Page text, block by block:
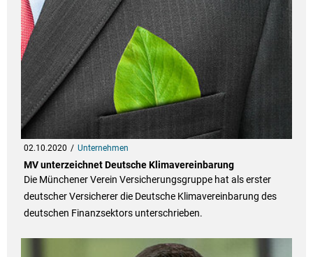
02.10.2020 Unternehmen
MV unterzeichnet Deutsche Klimavereinbarung
Die Münchener Verein Versicherungsgruppe hat als erster
deutscher Versicherer die Deutsche Klimavereinbarung des
deutschen Finanzsektors unterschrieben.